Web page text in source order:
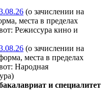
(о зачислении на
места в пределах
Режиссура кино и
(о зачислении на
места в пределах
Народная
и специалитет